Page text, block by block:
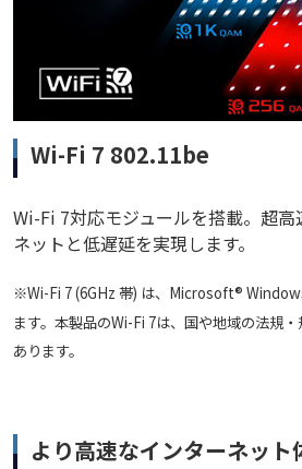
Wi-Fi 7 802.11be
Wi-Fi 7対応モジュールを搭載。超
ネットと低遅延を実現します。
※Wi-Fi 7 (6GHz 帯) は、Microsoft®
ます。本製品のWi-Fi 7は、国や地域の法規
あります。
より高速なインターネット